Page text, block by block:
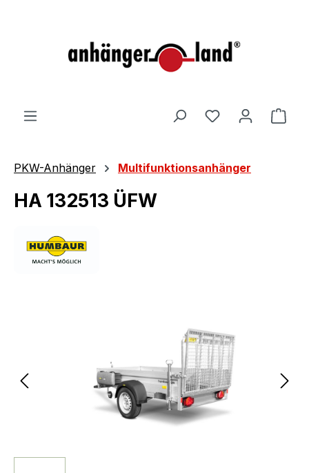
PKW-Anhänger Multifunktionsanhänger
HA 132513 ÜFW